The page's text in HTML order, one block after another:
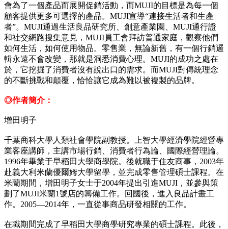
會為了一個產品而展開促銷活動，而MUJI的目標是為每一個
顧客提供更多可選擇的產品。MUJI宣導“連接生活者和生產
者”。MUJI通過生活良品研究所、創意產業園、MUJI通行證
和社交網路搜集意見，MUJI員工會拜訪普通家庭，觀察他們
如何生活，如何使用物品。零售業，無論新舊，有一個行銷邏
輯永遠不會改變，那就是洞悉消費心理。MUJI的成功之處在
於，它挖掘了消費者沒有說出口的需求。而MUJI對傳統理念
的不斷挑戰和顛覆，恰恰讓它成為難以被複製的品牌。
◎作者簡介：
增田明子
千葉商科大學人類社會學院副教授。上智大學經濟學院經營專
業客座講師，主講市場行銷、消費者行為論、國際經營理論。
1996年畢業于早稻田大學商學院。後就職于住友商事，2003年
赴義大利米蘭優爾姆大學留學，並完成零售管理碩士課程。在
米蘭期間，增田明子女士于2004年提出引進MUJI，並參與策
劃了MUJI米蘭1號店的籌備工作。回國後，進入良品計畫工
作。2005—2014年，一直從事商品研發相關的工作。
在職期間完成了早稻田大學商學研究專業的碩士課程。此後，